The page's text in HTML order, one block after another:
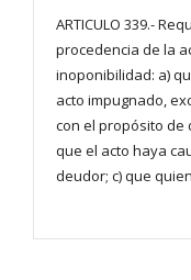
ARTICULO 339.-
procedencia de la
inoponibilidad: a)
acto impugnado,
con el propósito
que el acto haya
deudor; c) que